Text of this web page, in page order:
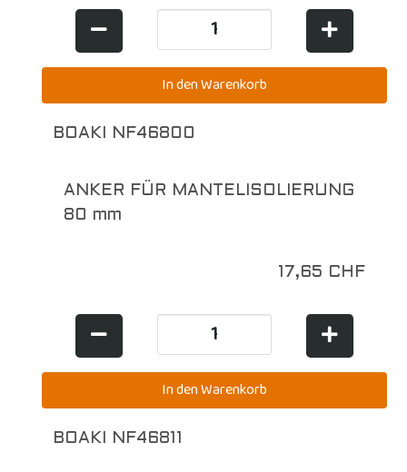
BOAKI NF46800
ANKER FÜR MANTELISOLIERUNG
80 mm
17,65 CHF
BOAKI NF46811